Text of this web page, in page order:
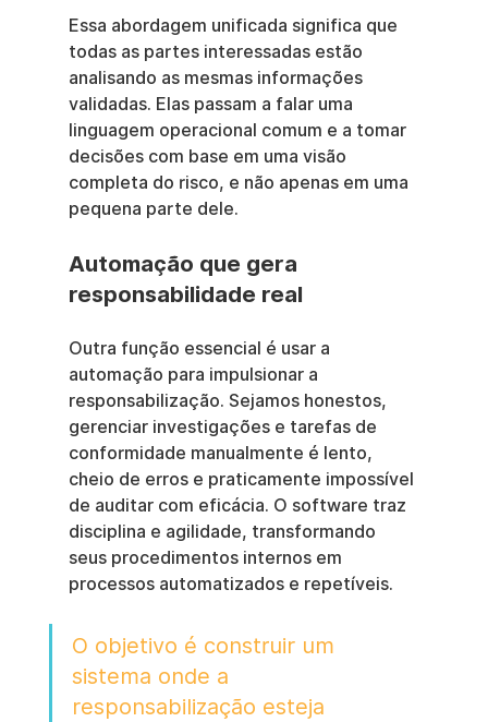
Essa abordagem unificada significa que
todas as partes interessadas estão
analisando as mesmas informações
validadas. Elas passam a falar uma
linguagem operacional comum e a tomar
decisões com base em uma visão
completa do risco, e não apenas em uma
pequena parte dele.
Automação que gera
responsabilidade real
Outra função essencial é usar a
automação para impulsionar a
responsabilização. Sejamos honestos,
gerenciar investigações e tarefas de
conformidade manualmente é lento,
cheio de erros e praticamente impossível
de auditar com eficácia. O software traz
disciplina e agilidade, transformando
seus procedimentos internos em
processos automatizados e repetíveis.
O objetivo é construir um
sistema onde a
responsabilização esteja